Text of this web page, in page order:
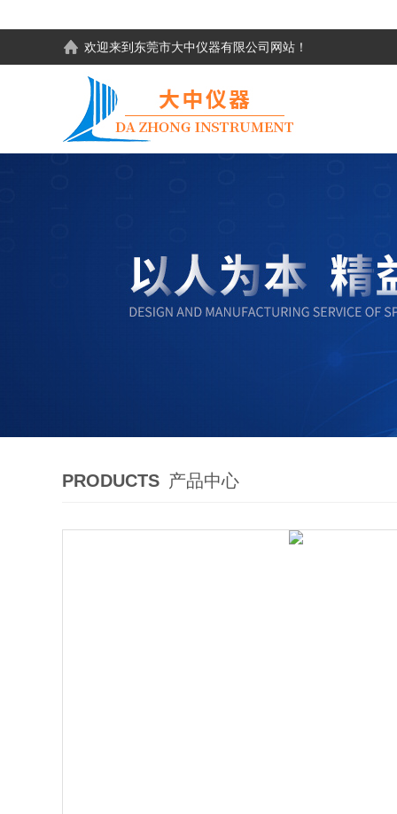
欢迎来到东莞市大中仪器有限公司网站！
PRODUCTS 产品中心